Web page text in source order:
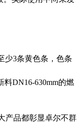
少3条黄色条，色条
料DN16-630mm的燃
产品都彰显卓尔不群